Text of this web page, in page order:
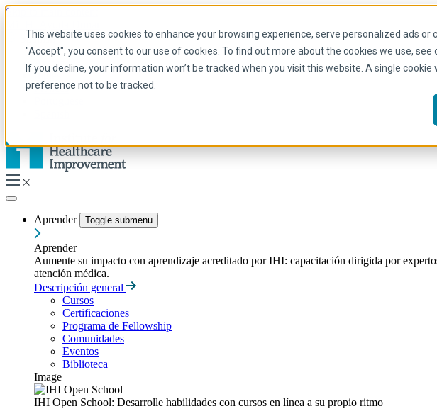
This website uses cookies to enhance your browsing experience, serve personalized ads or
"Accept", you consent to our use of cookies. To find out more about the cookies we use, see
If you decline, your information won’t be tracked when you visit this website. A single
preference not to be tracked.
Skip to main content
Spanish
Arabic
Inglés
Francés
Aprender Toggle submenu
Aprender
Aumente su impacto con aprendizaje acreditado por IHI: capacitación dirigida por
atención médica.
Descripción general
Cursos
Certificaciones
Programa de Fellowship
Comunidades
Eventos
Biblioteca
Image
IHI Open School: Desarrolle habilidades con cursos en línea a su propio ritmo